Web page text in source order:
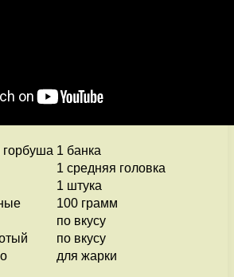
горбуша 1 банка
1 средняя головка
1 штука
100 грамм
по вкусу
по вкусу
для жарки